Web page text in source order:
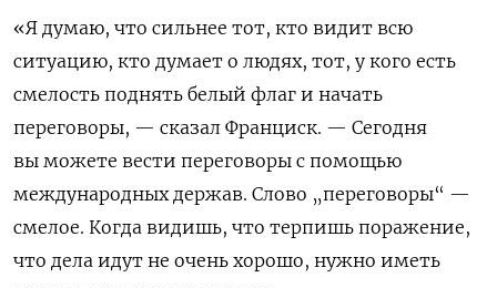
«Я думаю, что сильнее тот, кто видит всю
ситуацию, кто думает о людях, тот, у кого есть
смелость поднять белый флаг и начать
переговоры, — сказал Франциск. — Сегодня
вы можете вести переговоры с помощью
международных держав. Слово „переговоры“ —
смелое. Когда видишь, что терпишь поражение,
что дела идут не очень хорошо, нужно иметь